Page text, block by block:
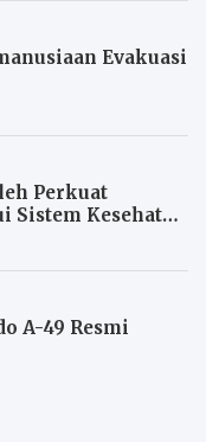
Evakuasi
Perkuat
Sistem Kesehatan
A-49 Resmi